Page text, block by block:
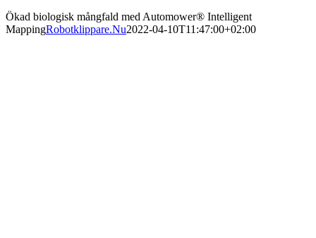
Ökad biologisk mångfald med Automower® Intelligent
MappingRobotklippare.Nu2022-04-10T11:47:00+02:00